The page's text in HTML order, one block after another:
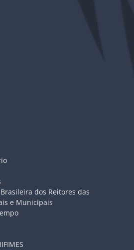
dos Reitores das
e Municipais